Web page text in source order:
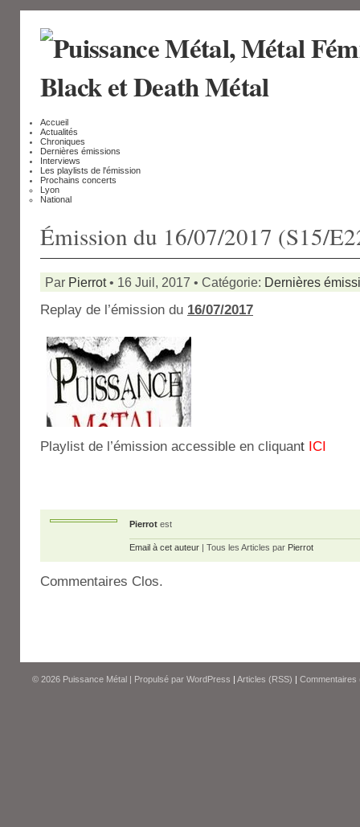
Accueil
Actualités
Chroniques
Dernières émissions
Interviews
Les playlists de l'émission
Prochains concerts
Lyon
National
Émission du 16/07/2017 (S15/
Par Pierrot• 16 Juil, 2017 • Catégorie: Dernières
Replay de l’émission du 16/07/2017
Playlist de l’émission accessible en cliquant ICI
Pierrot est
Email à cet auteur | Tous les Articles par Pierrot
Commentaires Clos.
© 2026 Puissance Métal | Propulsé par WordPress | Articles (RSS) | Commentaires